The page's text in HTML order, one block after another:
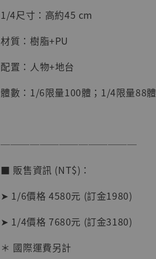
Studio]
NT$ 1,870
-
1/4尺寸：高約45 cm
材質：樹脂+PU
配置：人物+地台
體數：1/6限量100體；1/4限量88體
──────────────
■ 販售資訊 (NT$)：
➤ 1/6價格 4580元 (訂金1980)
➤ 1/4價格 7680元 (訂金3180)
＊ 國際運費另計